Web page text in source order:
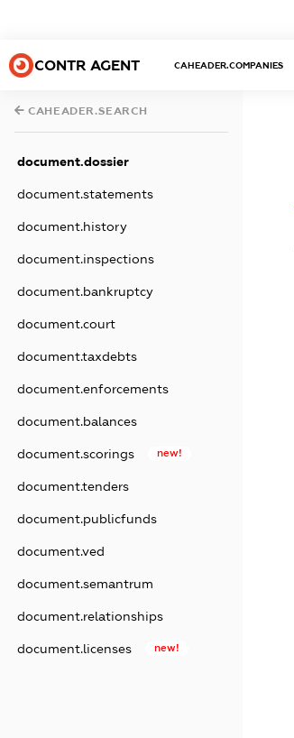
CONTR AGENT CAHEADER.COMPANIES
CAHEADER.SEARCH
document.dossier
document.statements
document.history
document.inspections
document.bankruptcy
document.court
document.taxdebts
document.enforcements
document.balances
document.scorings new!
document.tenders
document.publicfunds
document.ved
document.semantrum
document.relationships
document.licenses new!